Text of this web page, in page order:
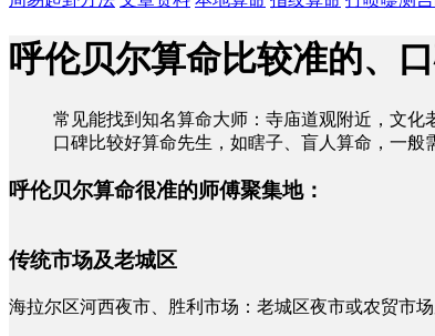
呼伦贝尔算命比较准的、
常见能找到知名算命大师：寺庙道观附近，文化
口碑比较好算命先生，如瞎子、盲人算命，一般
呼伦贝尔算命很准的师傅聚集地：
传统市场及老城区
海拉尔区河西夜市、胜利市场：老城区夜市或农贸市